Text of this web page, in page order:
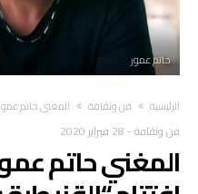
حاتم عمور
‫الرئيسية‬ فن وثقافة المغني حاتم
فن وثقافة- 28 فبراير 2020
المغني حاتم